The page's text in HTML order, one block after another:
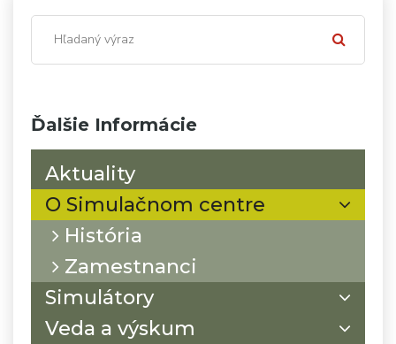
Ďalšie Informácie
Aktuality
O Simulačnom centre
História
Zamestnanci
Simulátory
Veda a výskum